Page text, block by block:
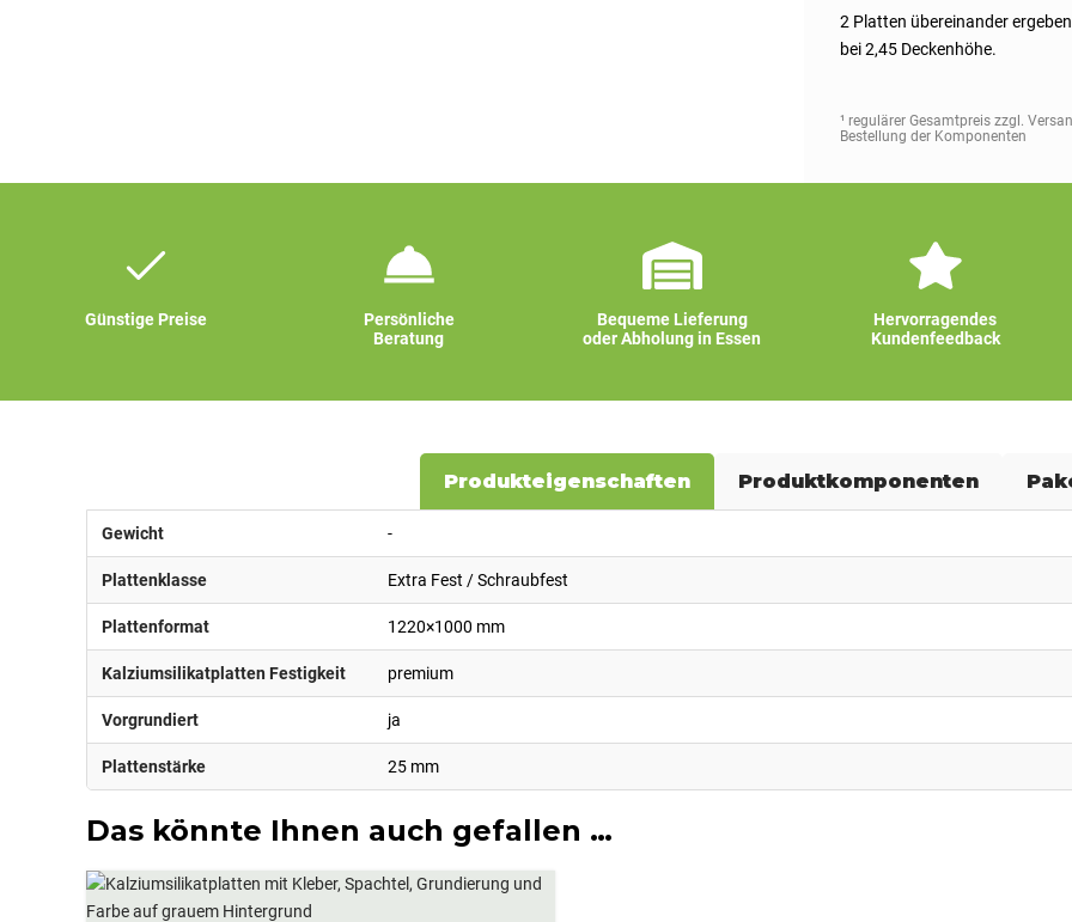
2 Platten übereinander
bei 2,45 Deckenhöhe.
¹ regulärer Gesamtpreis zzgl.
Bestellung der Komponenten
Günstige Preise
Persönliche
Beratung
Bequeme Lieferung
oder Abholung in Essen
Hervorragendes
Kundenfeedback
Produkteigenschaften Produktkomponenten
Gewicht -
Plattenklasse Extra Fest / Schraubfest
Plattenformat 1220×1000 mm
Kalziumsilikatplatten Festigkeit premium
Vorgrundiert ja
Plattenstärke 25 mm
Das könnte Ihnen auch gefallen …